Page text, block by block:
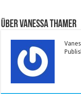
Über Vanessa Thamer